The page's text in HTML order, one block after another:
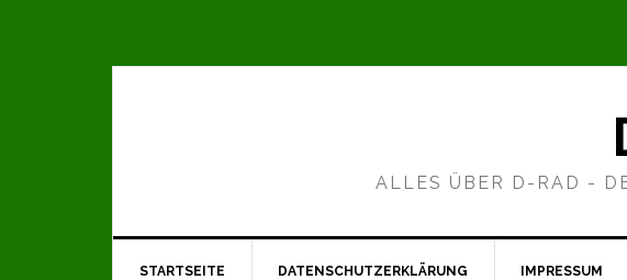
ALLES ÜBER D-RAD -
STARTSEITE DATENSCHUTZERKLÄRUNG IMPRESSUM